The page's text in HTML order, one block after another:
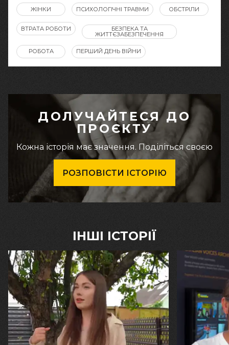
ЖІНКИ ПСИХОЛОГІЧНІ ТРАВМИ ОБСТРІЛИ
ВТРАТА РОБОТИ БЕЗПЕКА ТА
ЖИТТЄЗАБЕЗПЕЧЕННЯ
РОБОТА ПЕРШИЙ ДЕНЬ ВІЙНИ
ДОЛУЧАЙТЕСЯ ДО
ПРОЄКТУ
Кожна історія має значення. Поділіться своєю
РОЗПОВІСТИ ІСТОРІЮ
ІНШІ ІСТОРІЇ